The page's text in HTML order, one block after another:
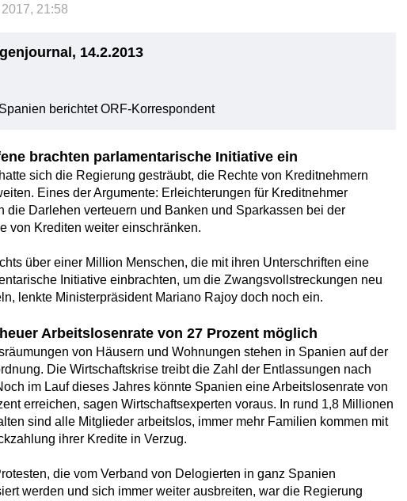
21:58
14.2.2013
berichtet ORF-Korrespondent
brachten parlamentarische Initiative ein
sich die Regierung gesträubt, die Rechte von Kreditnehmern
Eines der Argumente: Erleichterungen für Kreditnehmer
die Darlehen verteuern und Banken und Sparkassen bei der
von Krediten weiter einschränken.
über einer Million Menschen, die mit ihren Unterschriften eine
Initiative einbrachten, um die Zwangsvollstreckungen neu
lenkte Ministerpräsident Mariano Rajoy doch noch ein.
Arbeitslosenrate von 27 Prozent möglich
von Häusern und Wohnungen stehen in Spanien auf der
Die Wirtschaftskrise treibt die Zahl der Entlassungen nach
im Lauf dieses Jahres könnte Spanien eine Arbeitslosenrate von
erreichen, sagen Wirtschaftsexperten voraus. In rund 1,8 Millionen
sind alle Mitglieder arbeitslos, immer mehr Familien kommen mit
ihrer Kredite in Verzug.
die vom Verband von Delogierten in ganz Spanien
werden und sich immer weiter ausbreiten, war die Regierung